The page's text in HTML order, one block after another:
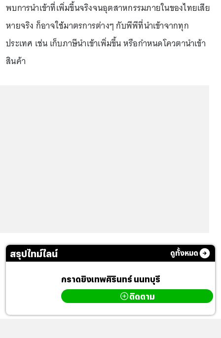
พบการนำเข้าที่เพิ่มขึ้นจริงจนอุตสาหกรรมภายในของไทยเสีย
หายจริง ก็อาจใช้มาตรการต่างๆ กับพีพีที่นำเข้าจากทุก
ประเทศ เช่น เก็บภาษีนำเข้าเพิ่มขึ้น หรือกำหนดโควตานำเข้า
สินค้า
สรุปไทม์ไลน์ ดูทั้งหมด
กราดยิงเทพศิรินทร์ นนทบุรี
ติดตาม